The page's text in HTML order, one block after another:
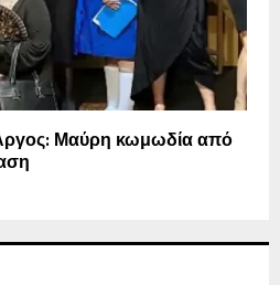
Μαύρη κωμωδία από